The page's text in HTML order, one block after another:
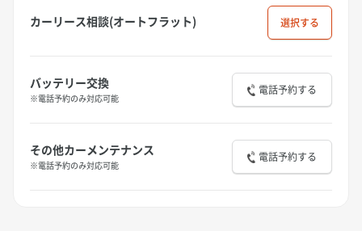
カーリース相談(オートフラット) 選択
バッテリー交換
※電話予約のみ対応可能
電話予約する
その他カーメンテナンス
※電話予約のみ対応可能
電話予約する